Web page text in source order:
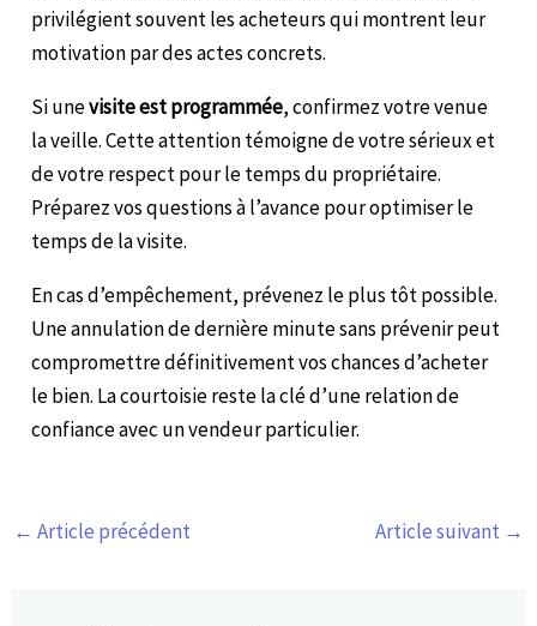
privilégient souvent les acheteurs qui montrent leur
motivation par des actes concrets.
Si unevisite est programmée, confirmez votre venue
la veille. Cette attention témoigne de votre sérieux et
de votre respect pour le temps du propriétaire.
Préparez vos questions à l’avance pour optimiser le
temps de la visite.
En cas d’empêchement, prévenez le plus tôt possible.
Une annulation de dernière minute sans prévenir peut
compromettre définitivement vos chances d’acheter
le bien. La courtoisie reste la clé d’une relation de
confiance avec un vendeur particulier.
← Article précédent Article suivant →